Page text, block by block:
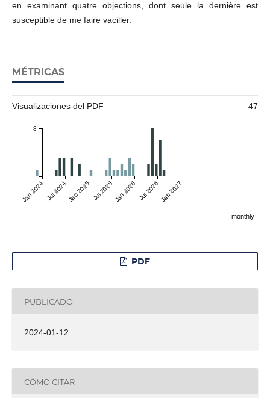
en examinant quatre objections, dont seule la dernière est
susceptible de me faire vaciller.
MÉTRICAS
Visualizaciones del PDF 47
Jan 2024Jul 2024Jan 2025Jul 2025Jan 2026Jul 2026Jan 2027
8
monthly
PDF
PUBLICADO
2024-01-12
CÓMO CITAR